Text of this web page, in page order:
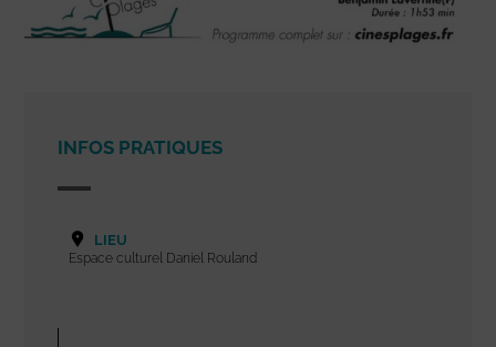
INFOS PRATIQUES
LIEU
Espace culturel Daniel Rouland